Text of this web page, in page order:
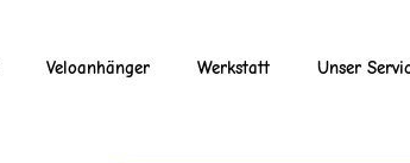
Veloanhänger Werkstatt Unser